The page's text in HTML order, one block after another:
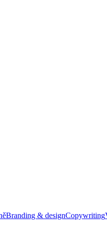
Branding & designCopywriting